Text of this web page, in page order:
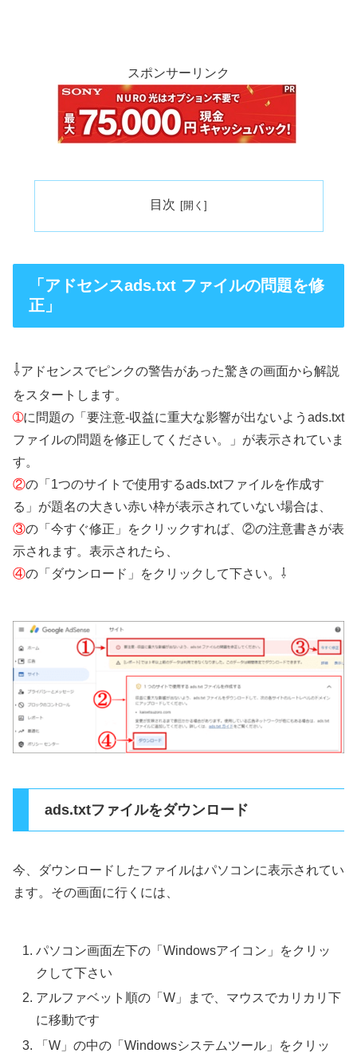
スポンサーリンク
目次
「アドセンスads.txt ファイルの問題を修
正」
⇩アドセンスでピンクの警告があった驚きの画面から解説
をスタートします。
➀に問題の「要注意-収益に重大な影響が出ないようads.txt
ファイルの問題を修正してください。」が表示されていま
す。
②の「1つのサイトで使用するads.txtファイルを作成す
る」が題名の大きい赤い枠が表示されていない場合は、
③の「今すぐ修正」をクリックすれば、②の注意書きが表
示されます。表示されたら、
④の「ダウンロード」をクリックして下さい。⇩
ads.txtファイルをダウンロード
今、ダウンロードしたファイルはパソコンに表示されてい
ます。その画面に行くには、
パソコン画面左下の「Windowsアイコン」をクリッ
クして下さい
アルファベット順の「W」まで、マウスでカリカリ下
に移動です
「W」の中の「Windowsシステムツール」をクリッ